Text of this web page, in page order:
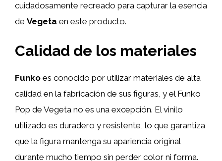
cuidadosamente recreado para capturar la esencia
de Vegeta en este producto.
Calidad de los materiales
Funko es conocido por utilizar materiales de alta
calidad en la fabricación de sus figuras, y el Funko
Pop de Vegeta no es una excepción. El vinilo
utilizado es duradero y resistente, lo que garantiza
que la figura mantenga su apariencia original
durante mucho tiempo sin perder color ni forma.